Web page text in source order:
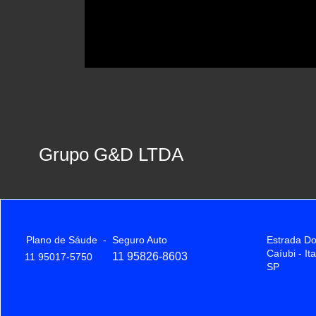
Grupo G&D LTDA
Plano de Sáude - Seguro Auto
11 95017-5750 11 95826-8603
Estrada
Caíubi -
SP